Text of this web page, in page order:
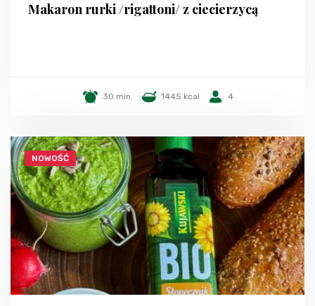
Makaron rurki /rigattoni/ z ciecierzycą
30 min. 1445 kcal 4
NOWOŚĆ